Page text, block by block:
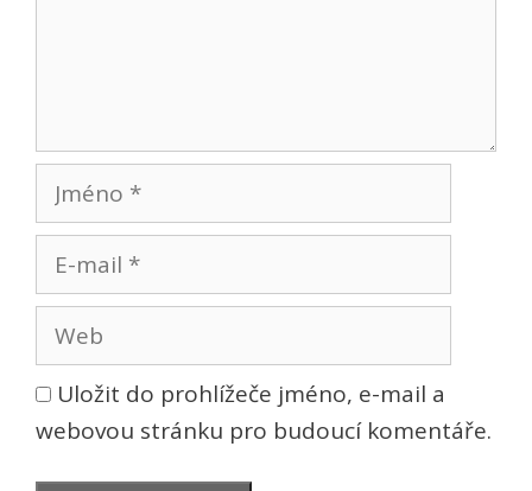
Jméno
mail
Web
Uložit do prohlížeče jméno, e-mail a
webovou stránku pro budoucí komentáře.